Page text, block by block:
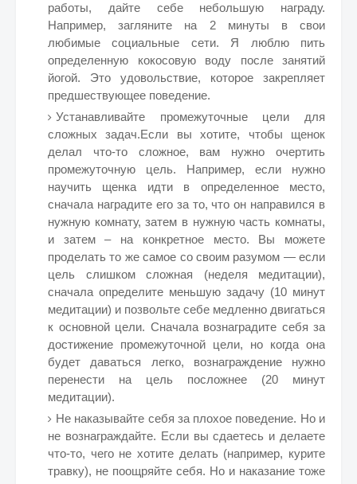
работы, дайте себе небольшую награду.
Например, загляните на 2 минуты в свои
любимые социальные сети. Я люблю пить
определенную кокосовую воду после занятий
йогой. Это удовольствие, которое закрепляет
предшествующее поведение.
Устанавливайте промежуточные цели для
сложных задач.Если вы хотите, чтобы щенок
делал что-то сложное, вам нужно очертить
промежуточную цель. Например, если нужно
научить щенка идти в определенное место,
сначала наградите его за то, что он направился в
нужную комнату, затем в нужную часть комнаты,
и затем – на конкретное место. Вы можете
проделать то же самое со своим разумом — если
цель слишком сложная (неделя медитации),
сначала определите меньшую задачу (10 минут
медитации) и позвольте себе медленно двигаться
к основной цели. Сначала вознаградите себя за
достижение промежуточной цели, но когда она
будет даваться легко, вознаграждение нужно
перенести на цель посложнее (20 минут
медитации).
Не наказывайте себя за плохое поведение. Но и
не вознаграждайте. Если вы сдаетесь и делаете
что-то, чего не хотите делать (например, курите
травку), не поощряйте себя. Но и наказание тоже